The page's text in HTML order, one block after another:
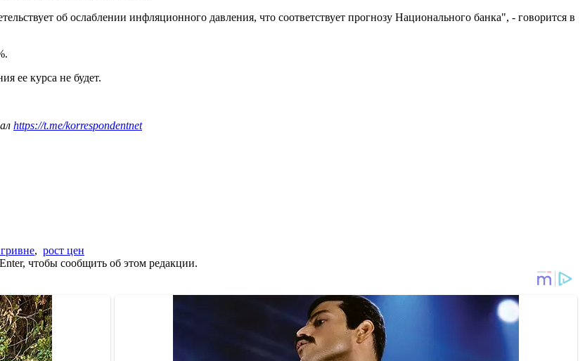
об ослаблении инфляционного давления, что соответствует прогнозу Национального банка", - говорится в
ее курса не будет.
https://t.me/korrespondentnet
, рост цен
чтобы сообщить об этом редакции.